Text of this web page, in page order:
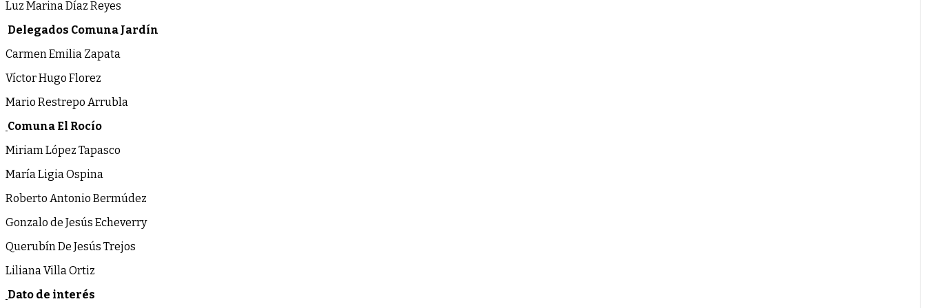
Luz Marina Díaz Reyes
Delegados Comuna Jardín
Carmen Emilia Zapata
Víctor Hugo Florez
Mario Restrepo Arrubla
Comuna El Rocío
Miriam López Tapasco
María Ligia Ospina
Roberto Antonio Bermúdez
Gonzalo de Jesús Echeverry
Querubín De Jesús Trejos
Liliana Villa Ortiz
Dato de interés